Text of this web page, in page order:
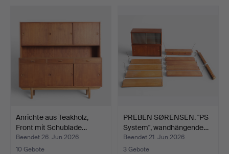
Anrichte aus Teakholz,
Front mit Schublade…
Beendet 26. Jun 2026
10 Gebote
PREBEN SØRENSEN. "PS
System", wandhängende…
Beendet 21. Jun 2026
3 Gebote